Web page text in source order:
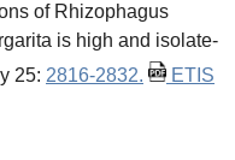
of Rhizophagus
is high and isolate-
25: 2816-2832. ETIS